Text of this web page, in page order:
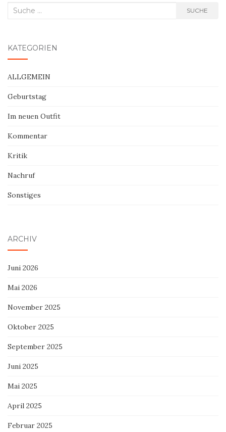
Suche
SUCHE
KATEGORIEN
ALLGEMEIN
Geburtstag
Im neuen Outfit
Kommentar
Kritik
Nachruf
Sonstiges
ARCHIV
Juni 2026
Mai 2026
November 2025
Oktober 2025
September 2025
Juni 2025
Mai 2025
April 2025
Februar 2025